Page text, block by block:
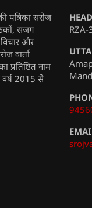
पत्रिका सरोज
सजग
और
वार्ता
नाम
वर्ष 2015 से